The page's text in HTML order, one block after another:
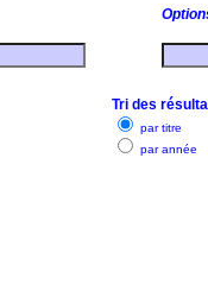
Tri des
par titre
par année